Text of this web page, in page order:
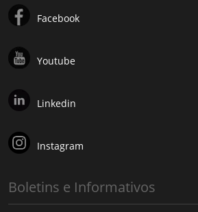
Facebook
Youtube
Linkedin
Instagram
Boletins e Informativos